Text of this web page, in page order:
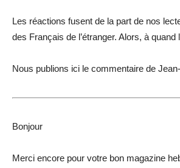
Les réactions fusent de la part de nos
des Français de l’étranger. Alors, à
Nous publions ici le commentaire de
Bonjour
Merci encore pour votre bon magazine